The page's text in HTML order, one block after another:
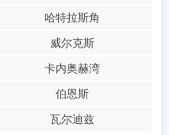
哈特拉斯角
威尔克斯
卡内奥赫湾
伯恩斯
瓦尔迪兹